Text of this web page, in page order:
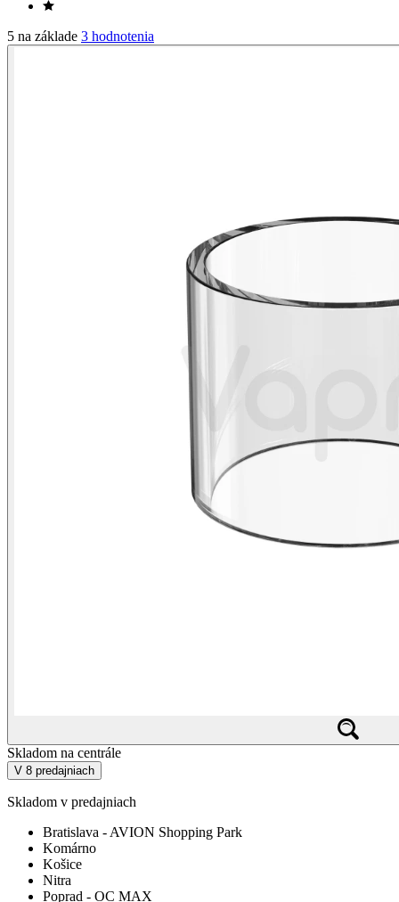
5 na základe 3 hodnotenia
Skladom na centrále
V 8 predajniach
Skladom v predajniach
Bratislava - AVION Shopping Park
Komárno
Košice
Nitra
Poprad - OC MAX